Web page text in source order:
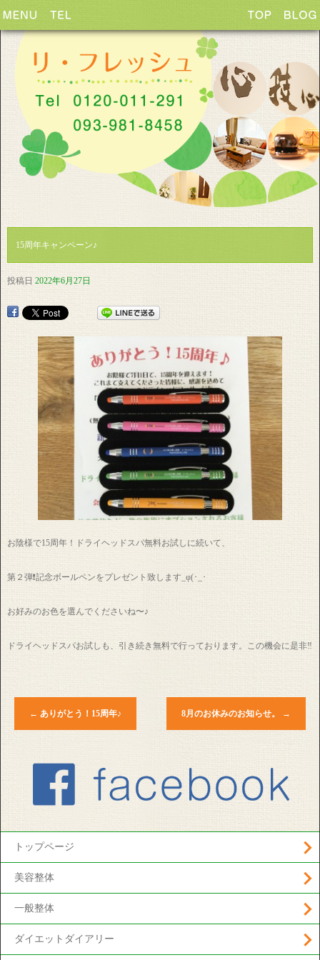
15周年キャンペーン♪
投稿日 2022年6月27日
お陰様で15周年！ドライヘッドスパ無料お試しに続いて、
第２弾❗️記念ボールペンをプレゼント致します_φ(･_･
お好みのお色を選んでくださいね〜♪
ドライヘッドスパお試しも、引き続き無料で行っております。この機会に是非‼️
← ありがとう！15周年♪ 8月のお休みのお知らせ。 →
トップページ
美容整体
一般整体
ダイエットダイアリー